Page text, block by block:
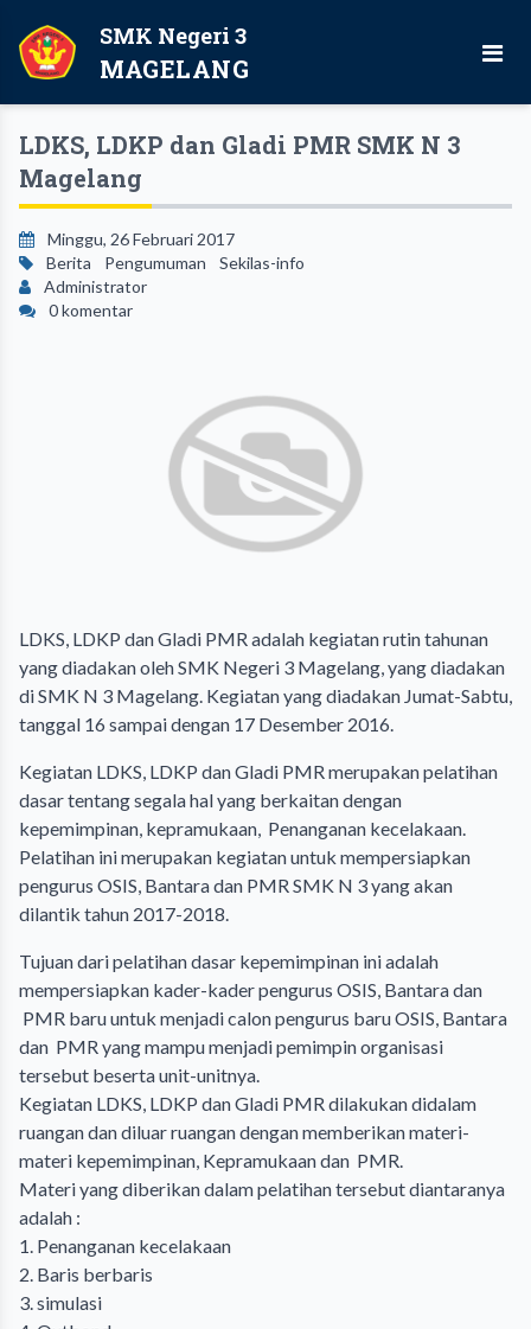
SMK Negeri 3
MAGELANG
LDKS, LDKP dan Gladi PMR SMK N 3
Magelang
Minggu, 26 Februari 2017
Berita
Pengumuman
Sekilas-info
Administrator
0 komentar
LDKS, LDKP dan Gladi PMR adalah kegiatan rutin tahunan
yang diadakan oleh SMK Negeri 3 Magelang, yang diadakan
di SMK N 3 Magelang. Kegiatan yang diadakan Jumat-Sabtu,
tanggal 16 sampai dengan 17 Desember 2016.
Kegiatan LDKS, LDKP dan Gladi PMR merupakan pelatihan
dasar tentang segala hal yang berkaitan dengan
kepemimpinan, kepramukaan, Penanganan kecelakaan.
Pelatihan ini merupakan kegiatan untuk mempersiapkan
pengurus OSIS, Bantara dan PMR SMK N 3 yang akan
dilantik tahun 2017-2018.
Tujuan dari pelatihan dasar kepemimpinan ini adalah
mempersiapkan kader-kader pengurus OSIS, Bantara dan
PMR baru untuk menjadi calon pengurus baru OSIS, Bantara
dan PMR yang mampu menjadi pemimpin organisasi
tersebut beserta unit-unitnya.
Kegiatan LDKS, LDKP dan Gladi PMR dilakukan didalam
ruangan dan diluar ruangan dengan memberikan materi-
materi kepemimpinan, Kepramukaan dan PMR.
Materi yang diberikan dalam pelatihan tersebut diantaranya
adalah :
1. Penanganan kecelakaan
2. Baris berbaris
3. simulasi